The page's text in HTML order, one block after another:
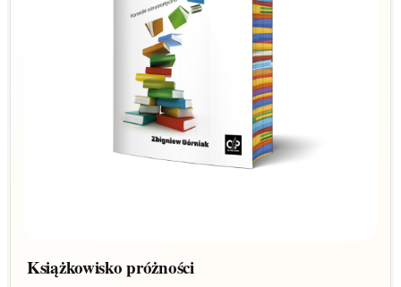
Książkowisko próżności